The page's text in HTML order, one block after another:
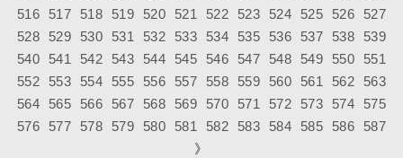
516
517 518 519 520 521 522 523 524 525 526
527
528
529 530 531 532 533 534 535 536 537 538
539
540
541 542 543 544 545 546 547 548 549 550
551
552
553 554 555 556 557 558 559 560 561 562
563
564
565 566 567 568 569 570 571 572 573 574
575
576
577 578 579 580 581 582 583 584 585 586
587
》